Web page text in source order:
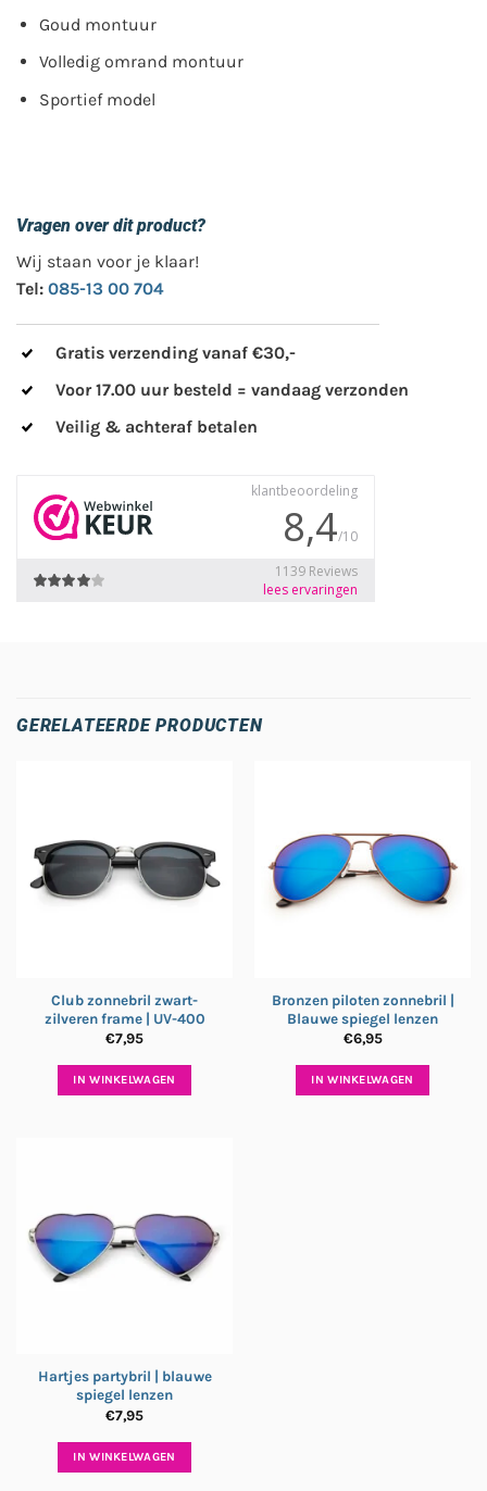
Goud montuur
Volledig omrand montuur
Sportief model
Vragen over dit product?
Wij staan voor je klaar!
Tel: 085-13 00 704
Gratis verzending vanaf €30,-
Voor 17.00 uur besteld = vandaag verzonden
Veilig & achteraf betalen
GERELATEERDE PRODUCTEN
Club zonnebril zwart-
zilveren frame | UV-400
€7,95
IN WINKELWAGEN
Bronzen piloten zonnebril |
Blauwe spiegel lenzen
€6,95
IN WINKELWAGEN
Hartjes partybril | blauwe
spiegel lenzen
€7,95
IN WINKELWAGEN